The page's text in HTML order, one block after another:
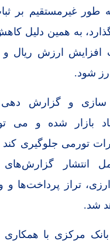
طور غیرمستقیم بر
به همین دلیل
افزایش ارزش ریال
شود.
و گزارش‌ دهی
بازار شده و می
تورمی جلوگیری کند
انتشار
ارزی، تراز پرداخت‌ها
شد.
مرکزی با همکاری